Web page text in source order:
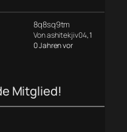
8q8sq9tm
Von ashitekjiv04, 1
0 Jahren vor
Mitglied!